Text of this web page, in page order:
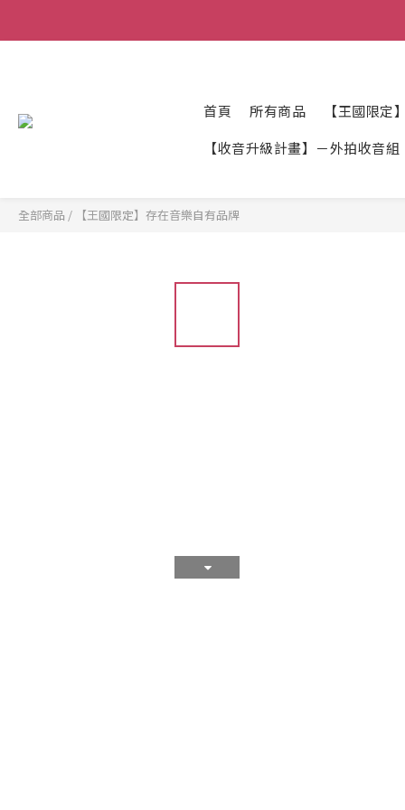
首頁 所有商品
【王國限定
【收音升級計畫】－外拍收音組
全部商品 / 【王國限定】存在音樂自有品牌